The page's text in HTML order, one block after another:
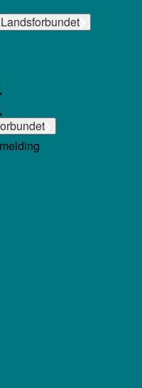
Landsforbundet